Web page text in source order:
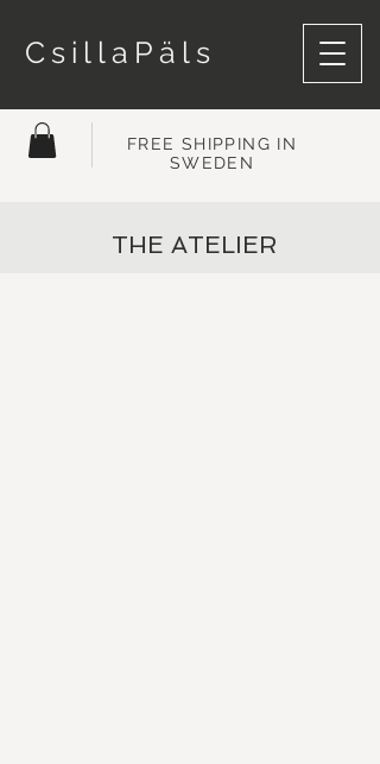
CsillaPäls
FREE SHIPPING IN
SWEDEN
THE ATELIER